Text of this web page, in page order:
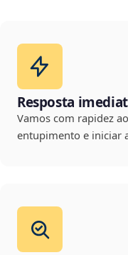
Resposta
Vamos com rapidez
entupimento e iniciar